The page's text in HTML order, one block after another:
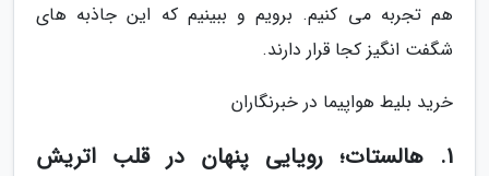
هم تجربه می کنیم. برویم و ببینیم که این جاذبه های
شگفت انگیز کجا قرار دارند.
خرید بلیط هواپیما در خبرنگاران
1. هالستات؛ رویایی پنهان در قلب اتریش